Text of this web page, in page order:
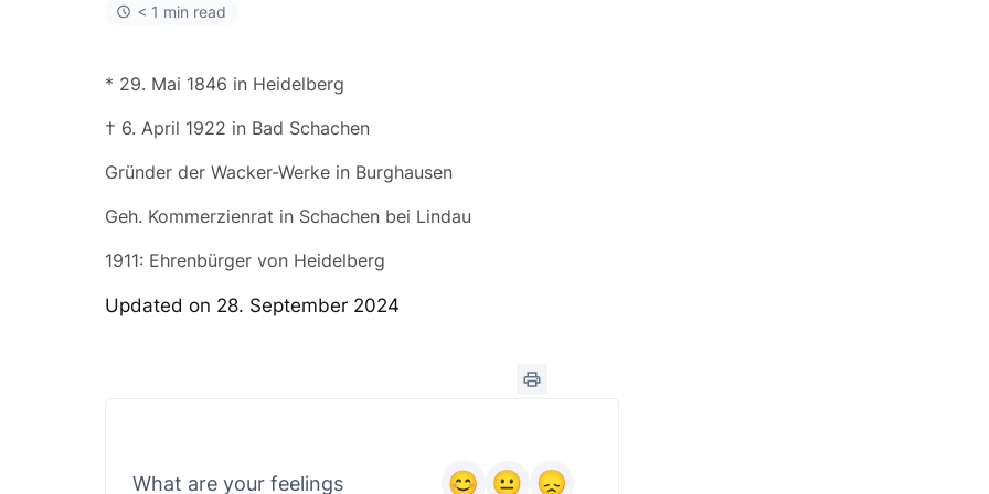
< 1 min read
* 29. Mai 1846 in Heidelberg
† 6. April 1922 in Bad Schachen
Gründer der Wacker-Werke in Burghausen
Geh. Kommerzienrat in Schachen bei Lindau
1911: Ehrenbürger von Heidelberg
Updated on 28. September 2024
What are your feelings